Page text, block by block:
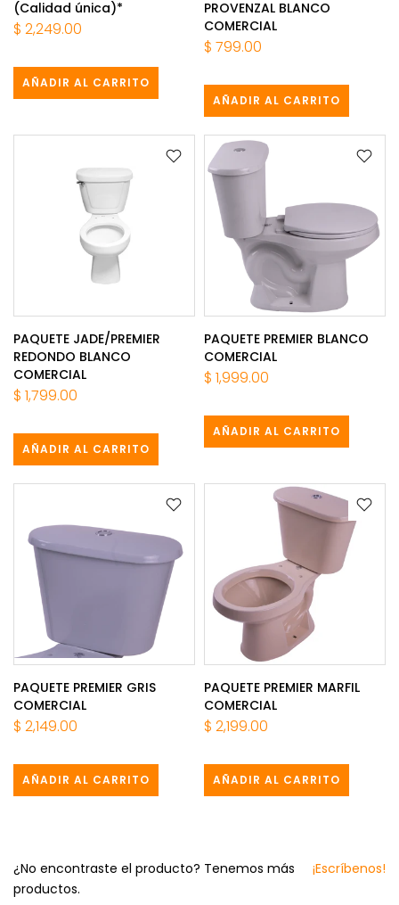
(Calidad única)*
$ 2,249.00
AÑADIR AL CARRITO
PROVENZAL BLANCO
COMERCIAL
$ 799.00
AÑADIR AL CARRITO
PAQUETE JADE/PREMIER
REDONDO BLANCO
COMERCIAL
$ 1,799.00
AÑADIR AL CARRITO
PAQUETE PREMIER BLANCO
COMERCIAL
$ 1,999.00
AÑADIR AL CARRITO
PAQUETE PREMIER GRIS
COMERCIAL
$ 2,149.00
AÑADIR AL CARRITO
PAQUETE PREMIER MARFIL
COMERCIAL
$ 2,199.00
AÑADIR AL CARRITO
¿No encontraste el producto? Tenemos más
productos.
¡Escríbenos!